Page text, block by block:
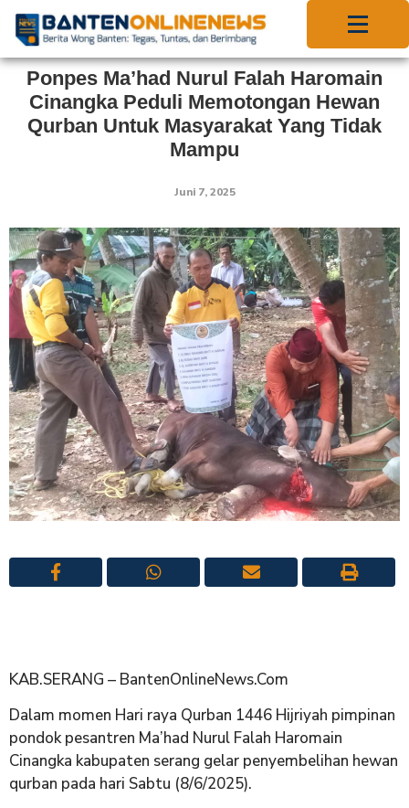
Ponpes Ma’had Nurul Falah Haromain
Cinangka Peduli Memotongan Hewan
Qurban Untuk Masyarakat Yang Tidak
Mampu
Juni 7, 2025
KAB.SERANG – BantenOnlineNews.Com
Dalam momen Hari raya Qurban 1446 Hijriyah pimpinan
pondok pesantren Ma’had Nurul Falah Haromain
Cinangka kabupaten serang gelar penyembelihan hewan
qurban pada hari Sabtu (8/6/2025).